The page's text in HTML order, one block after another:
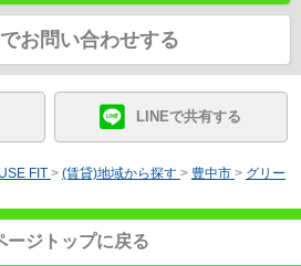
お問い合わせする
LINEで共有する
FIT > (賃貸)地域から探す > 豊中市 > グリー
ージトップに戻る